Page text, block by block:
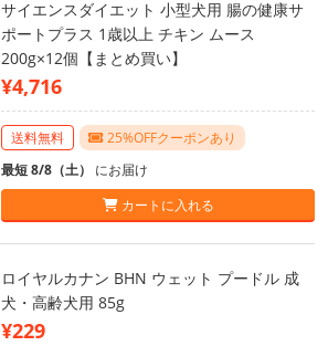
サイエンスダイエット 小型犬用 腸の健康サ
ポートプラス 1歳以上 チキン ムース
200g×12個【まとめ買い】
¥4,716
送料無料
25%OFFクーポンあり
最短 8/8（土） にお届け
カートに入れる
ロイヤルカナン BHN ウェット プードル 成
犬・高齢犬用 85g
¥229